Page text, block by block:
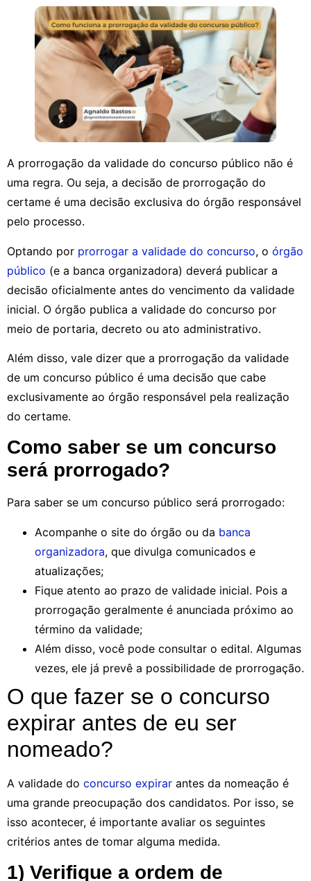
A prorrogação da validade do concurso público não é
uma regra. Ou seja, a decisão de prorrogação do
certame é uma decisão exclusiva do órgão responsável
pelo processo.
Optando por prorrogar a validade do concurso, o órgão
público (e a banca organizadora) deverá publicar a
decisão oficialmente antes do vencimento da validade
inicial. O órgão publica a validade do concurso por
meio de portaria, decreto ou ato administrativo.
Além disso, vale dizer que a prorrogação da validade
de um concurso público é uma decisão que cabe
exclusivamente ao órgão responsável pela realização
do certame.
Como saber se um concurso
será prorrogado?
Para saber se um concurso público será prorrogado:
Acompanhe o site do órgão ou da banca
organizadora, que divulga comunicados e
atualizações;
Fique atento ao prazo de validade inicial. Pois a
prorrogação geralmente é anunciada próximo ao
término da validade;
Além disso, você pode consultar o edital. Algumas
vezes, ele já prevê a possibilidade de prorrogação.
O que fazer se o concurso
expirar antes de eu ser
nomeado?
A validade do concurso expirar antes da nomeação é
uma grande preocupação dos candidatos. Por isso, se
isso acontecer, é importante avaliar os seguintes
critérios antes de tomar alguma medida.
1) Verifique a ordem de